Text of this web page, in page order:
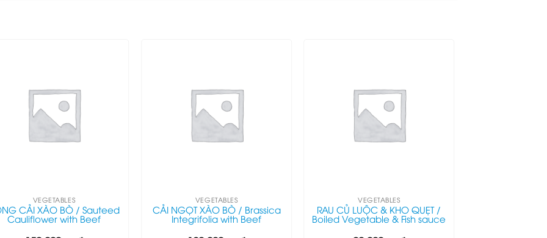
VEGETABLES
CẢI XÀO BÒ / Sauteed
Cauliflower with Beef
VEGETABLES
CẢI NGỌT XÀO BÒ / Brassica
Integrifolia with Beef
VEGETABLES
RAU CỦ LUỘC & KHO QUẸT /
Boiled Vegetable & Fish sauce